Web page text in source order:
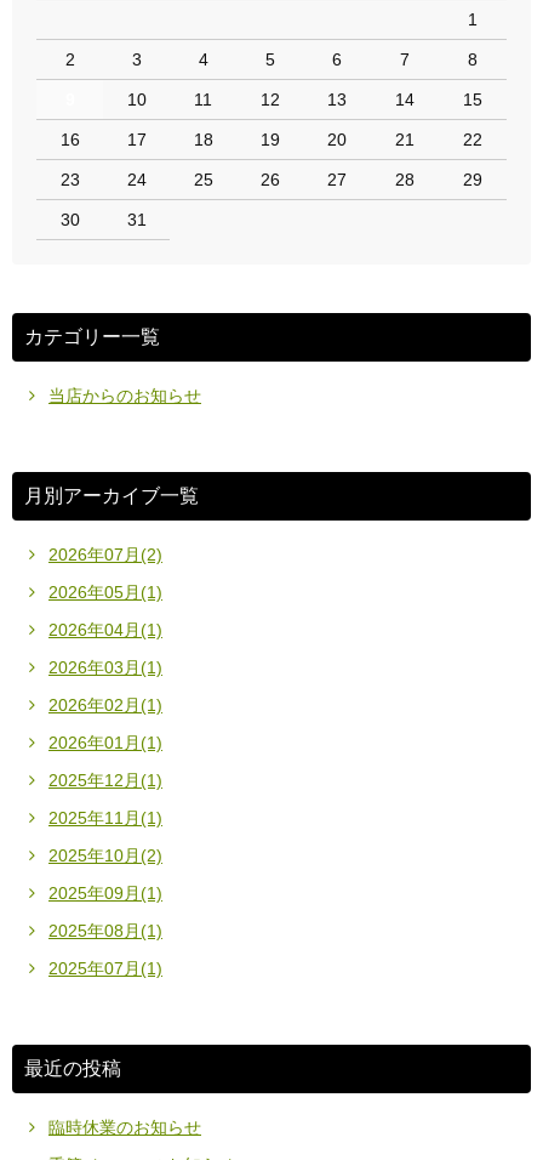
1
2 3 4 5 6 7 8
10 11 12 13 14 15
16 17 18 19 20 21 22
23 24 25 26 27 28 29
30 31
カテゴリー一覧
当店からのお知らせ
月別アーカイブ一覧
2026年07月(2)
2026年05月(1)
2026年04月(1)
2026年03月(1)
2026年02月(1)
2026年01月(1)
2025年12月(1)
2025年11月(1)
2025年10月(2)
2025年09月(1)
2025年08月(1)
2025年07月(1)
最近の投稿
臨時休業のお知らせ